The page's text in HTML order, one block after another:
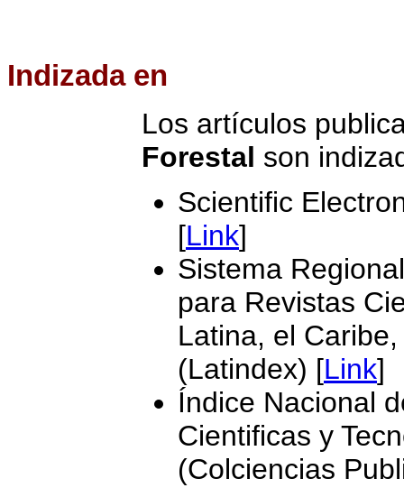
Indizadaen
Los artículos
Forestal son
Scientific
[Link]
Sistema
para Revistas
Latina, el
(Latindex) [Link]
Índice Nacional
Cientificas y
(Colciencias